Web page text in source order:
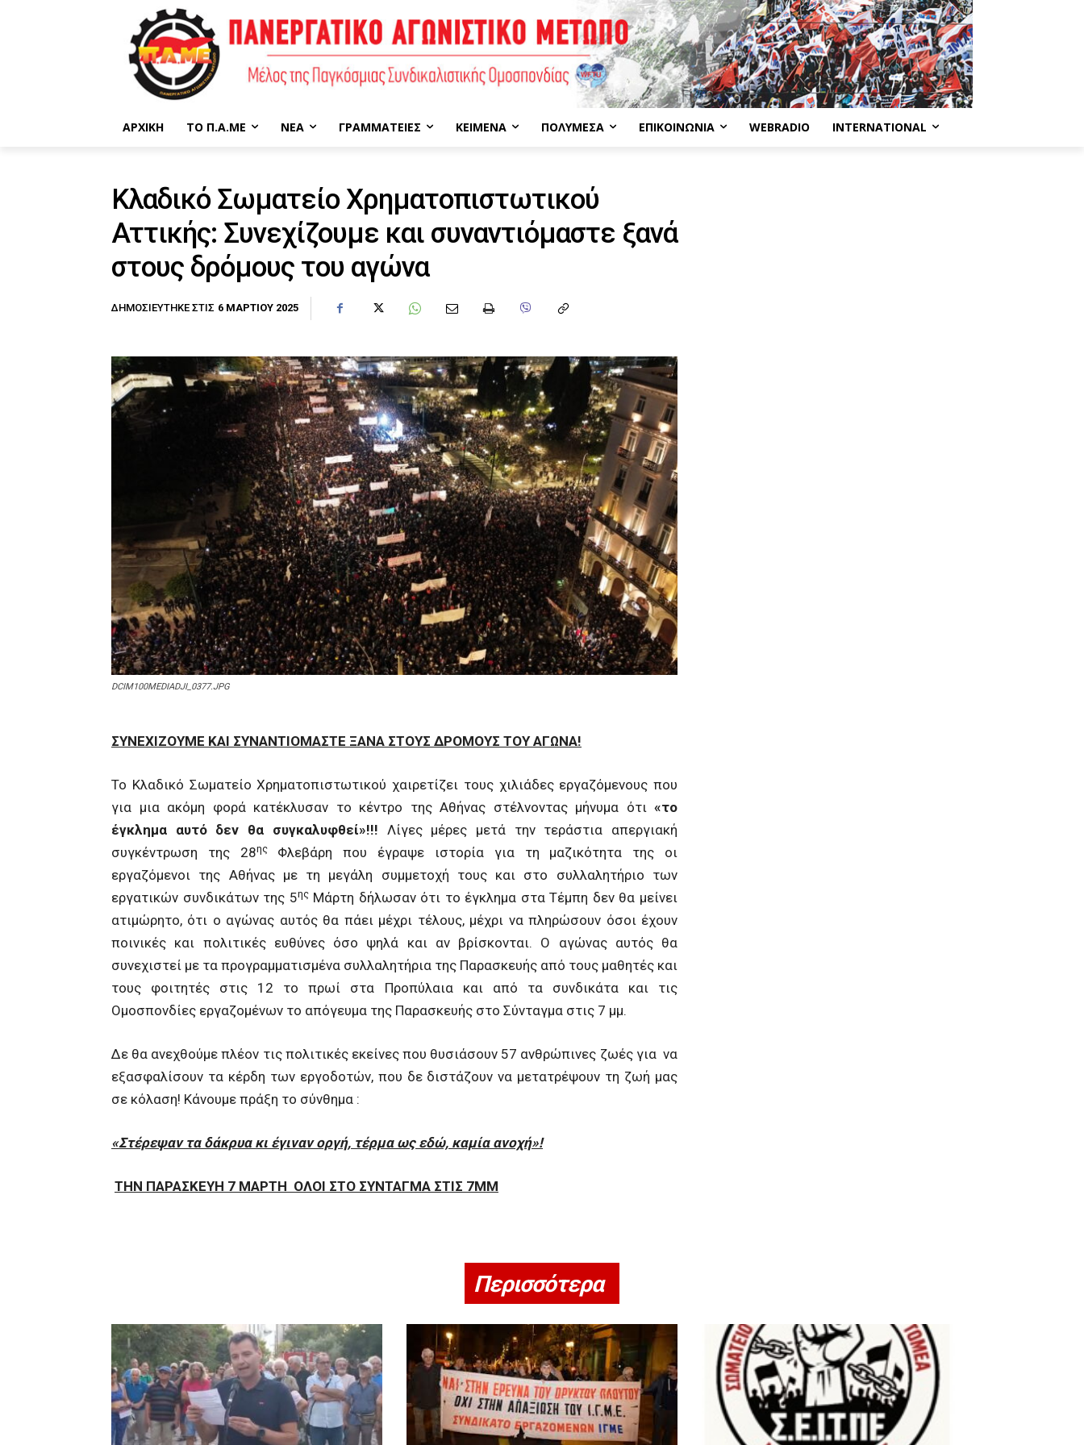
ΑΡΧΙΚΉ ΤΟ Π.Α.ΜΕ ΝΈΑ ΓΡΑΜΜΑΤΕΊΕΣ ΚΕΊΜΕΝΑ ΠΟΛΥΜΈΣΑ ΕΠΙΚΟΙΝΩΝΊΑ WEBRADIO INTERNATIONAL
Κλαδικό Σωματείο Χρηματοπιστωτικού
Αττικής: Συνεχίζουμε και συναντιόμαστε ξανά
στους δρόμους του αγώνα
ΔΗΜΟΣΙΕΎΤΗΚΕ ΣΤΙΣ 6 ΜΑΡΤΊΟΥ 2025
DCIM100MEDIADJI_0377.JPG
ΣΥΝΕΧΙΖΟΥΜΕ ΚΑΙ ΣΥΝΑΝΤΙΟΜΑΣΤΕ ΞΑΝΑ ΣΤΟΥΣ ΔΡΟΜΟΥΣ ΤΟΥ ΑΓΩΝΑ!
Το Κλαδικό Σωματείο Χρηματοπιστωτικού χαιρετίζει τους χιλιάδες εργαζόμενους που
για μια ακόμη φορά κατέκλυσαν το κέντρο της Αθήνας στέλνοντας μήνυμα ότι «το
έγκλημα αυτό δεν θα συγκαλυφθεί»!!! Λίγες μέρες μετά την τεράστια απεργιακή
συγκέντρωση της 28ηςΦλεβάρη που έγραψε ιστορία για τη μαζικότητα της οι
εργαζόμενοι της Αθήνας με τη μεγάλη συμμετοχή τους και στο συλλαλητήριο των
εργατικών συνδικάτων της 5ηςΜάρτη δήλωσαν ότι το έγκλημα στα Τέμπη δεν θα μείνει
ατιμώρητο, ότι ο αγώνας αυτός θα πάει μέχρι τέλους, μέχρι να πληρώσουν όσοι έχουν
ποινικές και πολιτικές ευθύνες όσο ψηλά και αν βρίσκονται. Ο αγώνας αυτός θα
συνεχιστεί με τα προγραμματισμένα συλλαλητήρια της Παρασκευής από τους μαθητές και
τους φοιτητές στις 12 το πρωί στα Προπύλαια και από τα συνδικάτα και τις
Ομοσπονδίες εργαζομένων το απόγευμα της Παρασκευής στο Σύνταγμα στις 7 μμ.
Δε θα ανεχθούμε πλέον τις πολιτικές εκείνες που θυσιάσουν 57 ανθρώπινες ζωές για να
εξασφαλίσουν τα κέρδη των εργοδοτών, που δε διστάζουν να μετατρέψουν τη ζωή μας
σε κόλαση! Κάνουμε πράξη το σύνθημα :
«Στέρεψαν τα δάκρυα κι έγιναν οργή, τέρμα ως εδώ, καμία ανοχή»!
ΤΗΝ ΠΑΡΑΣΚΕΥΗ 7 ΜΑΡΤΗ ΟΛΟΙ ΣΤΟ ΣΥΝΤΑΓΜΑ ΣΤΙΣ 7ΜΜ
Περισσότερα